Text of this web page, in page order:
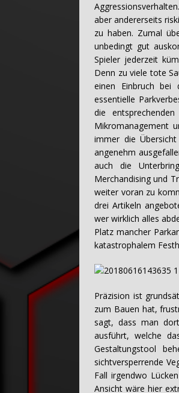
aber andererseits
zu haben. Zumal
unbedingt gut
Spieler jederzeit
Denn zu viele tote
einen Einbruch bei
essentielle
die
Mikromanagement
immer die
angenehm
auch die
Merchandising und
weiter voran zu
drei Artikeln
wer wirklich alles
Platz mancher
katastrophalem
Präzision ist
zum Bauen hat,
sagt, dass man
ausführt, welche
Gestaltungstool
sichtversperrende
Fall irgendwo
Ansicht wäre hier